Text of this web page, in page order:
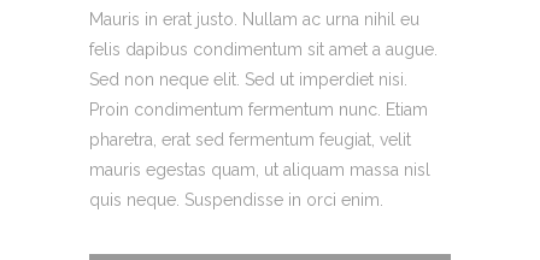
Mauris in erat justo. Nullam ac urna nihil eu
felis dapibus condimentum sit amet a augue.
Sed non neque elit. Sed ut imperdiet nisi.
Proin condimentum fermentum nunc. Etiam
pharetra, erat sed fermentum feugiat, velit
mauris egestas quam, ut aliquam massa nisl
quis neque. Suspendisse in orci enim.